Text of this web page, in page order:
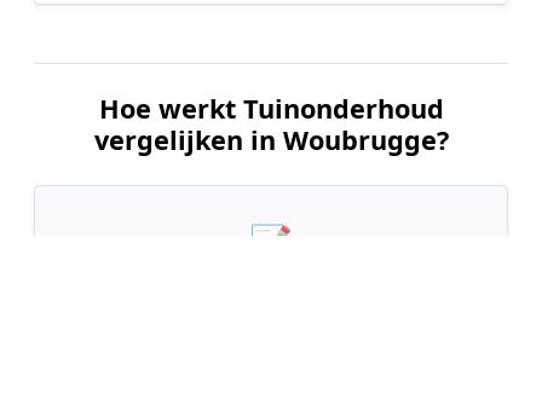
Hoe werkt Tuinonderhoud
vergelijken in Woubrugge?
📝